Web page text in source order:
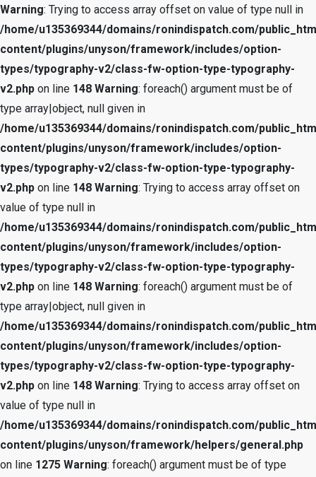
Warning: Trying to access array offset on value of type null in
/home/u135369344/domains/ronindispatch.com/
content/plugins/unyson/framework/includes/option-
types/typography-v2/class-fw-option-type-typography-
v2.php on line 148 Warning: foreach() argument must be of
type array|object, null given in
/home/u135369344/domains/ronindispatch.com/
content/plugins/unyson/framework/includes/option-
types/typography-v2/class-fw-option-type-typography-
v2.php on line 148 Warning: Trying to access array offset on
value of type null in
/home/u135369344/domains/ronindispatch.com/
content/plugins/unyson/framework/includes/option-
types/typography-v2/class-fw-option-type-typography-
v2.php on line 148 Warning: foreach() argument must be of
type array|object, null given in
/home/u135369344/domains/ronindispatch.com/
content/plugins/unyson/framework/includes/option-
types/typography-v2/class-fw-option-type-typography-
v2.php on line 148 Warning: Trying to access array offset on
value of type null in
/home/u135369344/domains/ronindispatch.com/
content/plugins/unyson/framework/helpers/general.php
on line 1275 Warning: foreach() argument must be of type